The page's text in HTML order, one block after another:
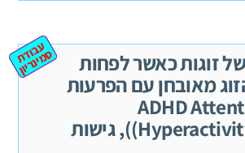
זוגות כאשר לפחות
מאובחן עם הפרעות
ADHD
Hyperactivity Disorder)), גישות
ע
ב
וד
ת
ס
מ
ינ
ר
יון